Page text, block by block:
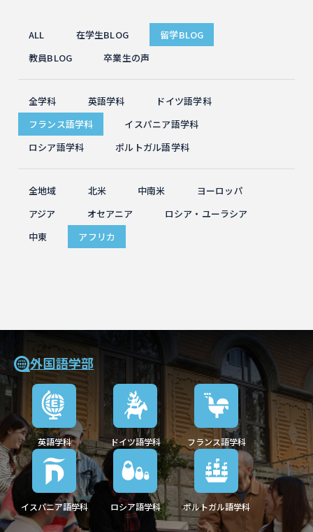
ALL 在学生BLOG
留学BLOG
教員BLOG
卒業生の声
全学科 英語学科
ドイツ語学科
フランス語学科
イスパニア語学科
ロシア語学科
ポルトガル語学科
全地域 北米 中南米
ヨーロッパ
アジア
オセアニア
ロシア・ユーラシア
中東
アフリカ
外国語学部
英語学科 ドイツ語学科 フランス語学科
イスパニア語学科 ロシア語学科 ポルトガル語学科